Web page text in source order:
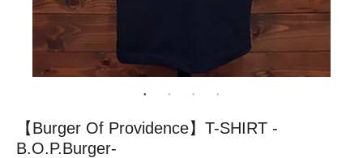
【Burger Of Providence】T-SHIRT -
B.O.P.Burger-